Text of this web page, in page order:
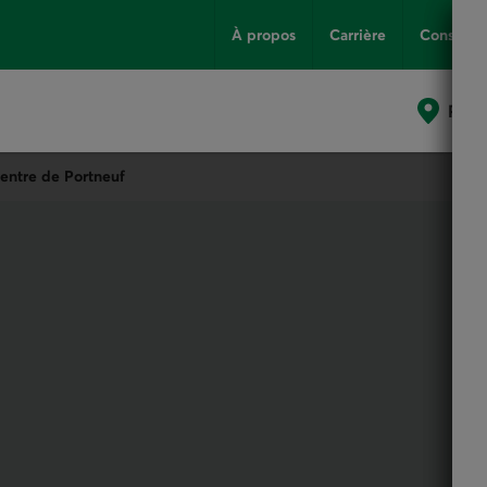
À propos Carrière Conseils
de Portneuf